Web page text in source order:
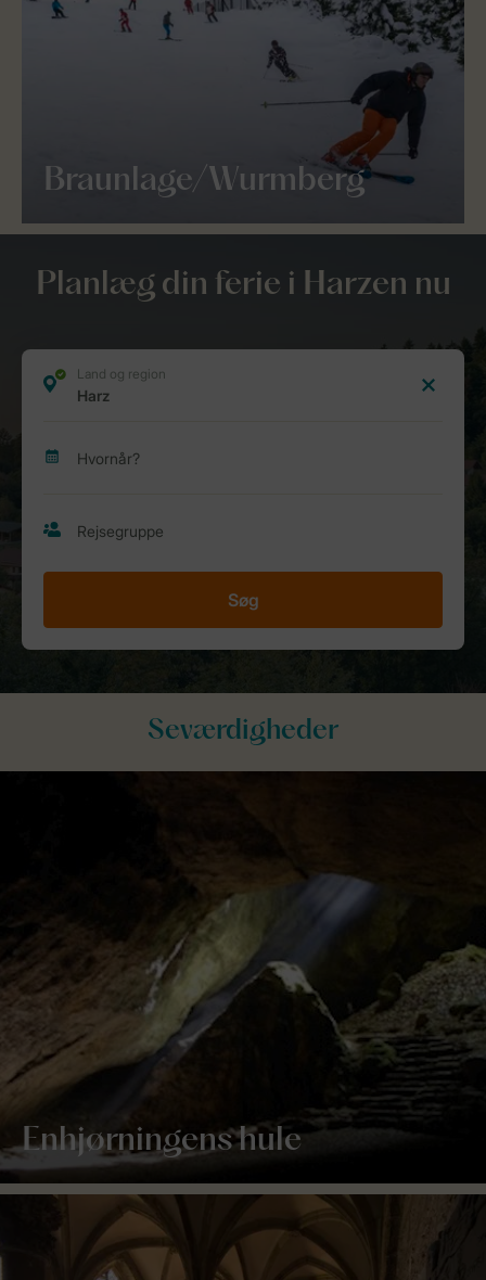
Braunlage/Wurmberg
Planlæg din ferie i Harzen nu
Søg
Seværdigheder
Enhjørningens hule